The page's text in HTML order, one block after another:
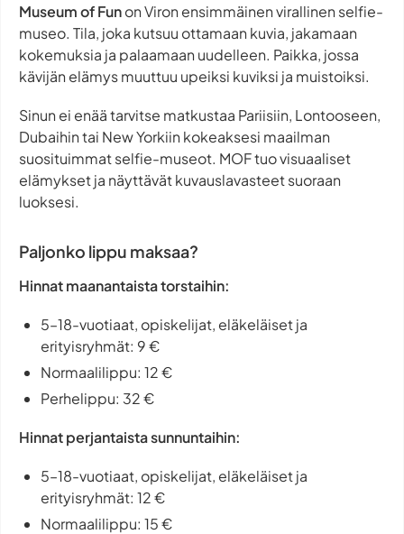
Museum of Funon Viron ensimmäinen virallinen selfie-
museo. Tila, joka kutsuu ottamaan kuvia, jakamaan
kokemuksia ja palaamaan uudelleen. Paikka, jossa
kävijän elämys muuttuu upeiksi kuviksi ja muistoiksi.
Sinun ei enää tarvitse matkustaa Pariisiin, Lontooseen,
Dubaihin tai New Yorkiin kokeaksesi maailman
suosituimmat selfie-museot. MOF tuo visuaaliset
elämykset ja näyttävät kuvauslavasteet suoraan
luoksesi.
Paljonko lippu maksaa?
Hinnat maanantaista torstaihin:
5–18-vuotiaat, opiskelijat, eläkeläiset ja
erityisryhmät: 9 €
Normaalilippu: 12 €
Perhelippu: 32 €
Hinnat perjantaista sunnuntaihin:
5–18-vuotiaat, opiskelijat, eläkeläiset ja
erityisryhmät: 12 €
Normaalilippu: 15 €